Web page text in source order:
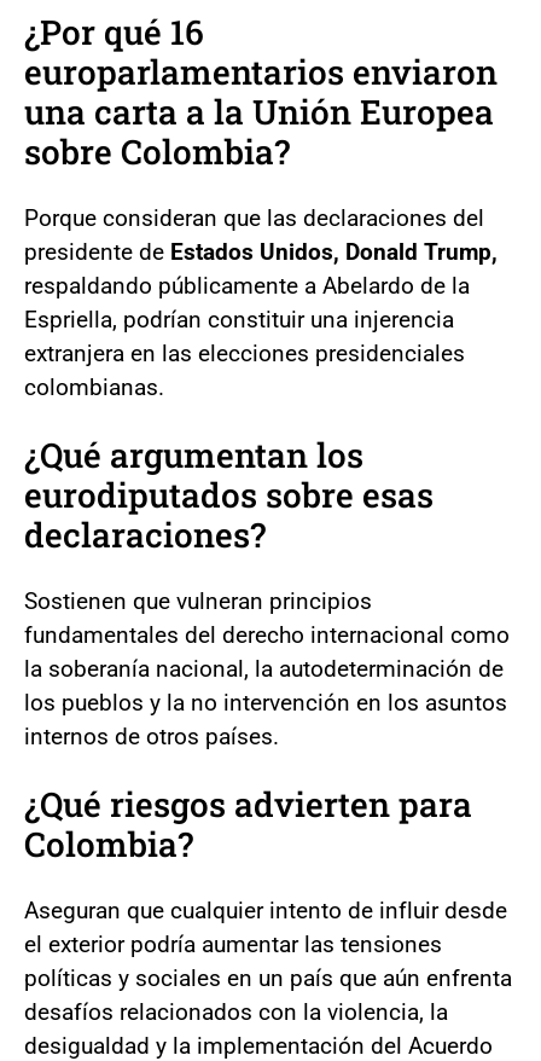
¿Por qué 16
europarlamentarios enviaron
una carta a la Unión Europea
sobre Colombia?
Porque consideran que las declaraciones del
presidente de Estados Unidos, Donald Trump,
respaldando públicamente a Abelardo de la
Espriella, podrían constituir una injerencia
extranjera en las elecciones presidenciales
colombianas.
¿Qué argumentan los
eurodiputados sobre esas
declaraciones?
Sostienen que vulneran principios
fundamentales del derecho internacional como
la soberanía nacional, la autodeterminación de
los pueblos y la no intervención en los asuntos
internos de otros países.
¿Qué riesgos advierten para
Colombia?
Aseguran que cualquier intento de influir desde
el exterior podría aumentar las tensiones
políticas y sociales en un país que aún enfrenta
desafíos relacionados con la violencia, la
desigualdad y la implementación del Acuerdo